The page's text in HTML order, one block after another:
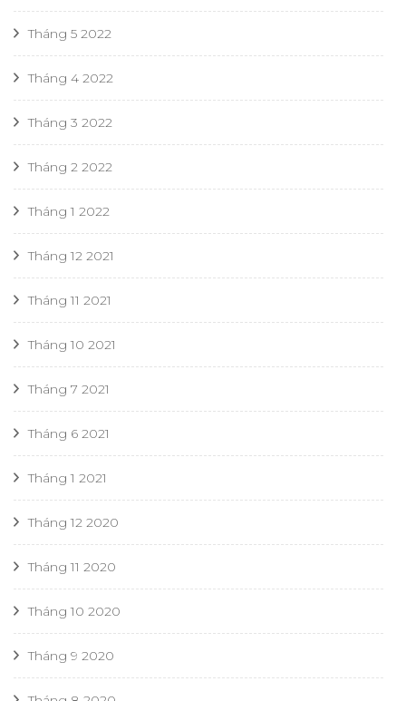
Tháng 5 2022
Tháng 4 2022
Tháng 3 2022
Tháng 2 2022
Tháng 1 2022
Tháng 12 2021
Tháng 11 2021
Tháng 10 2021
Tháng 7 2021
Tháng 6 2021
Tháng 1 2021
Tháng 12 2020
Tháng 11 2020
Tháng 10 2020
Tháng 9 2020